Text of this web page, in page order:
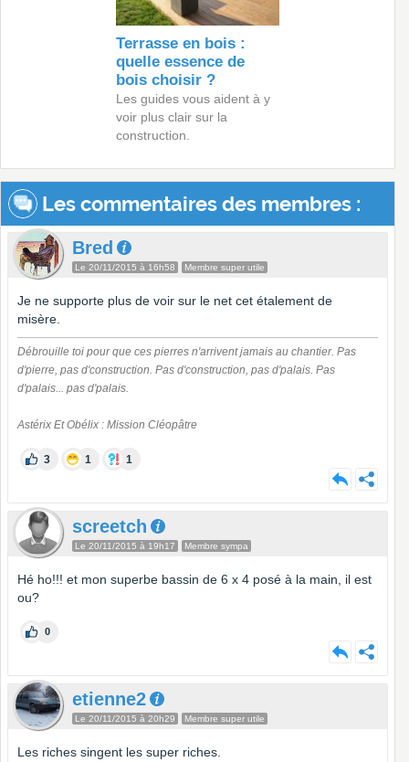
Terrasse en bois :
quelle essence de
bois choisir ?
Les guides vous aident à y
voir plus clair sur la
construction.
Les commentaires des membres :
Bred
Le 20/11/2015 à 16h58 Membre super utile
Je ne supporte plus de voir sur le net cet étalement de
misère.
Débrouille toi pour que ces pierres n'arrivent jamais au chantier. Pas
d'pierre, pas d'construction. Pas d'construction, pas d'palais. Pas
d'palais... pas d'palais.
Astérix Et Obélix : Mission Cléopâtre
3 1 1
screetch
Le 20/11/2015 à 19h17 Membre sympa
Hé ho!!! et mon superbe bassin de 6 x 4 posé à la main, il est
ou?
0
etienne2
Le 20/11/2015 à 20h29 Membre super utile
Les riches singent les super riches.